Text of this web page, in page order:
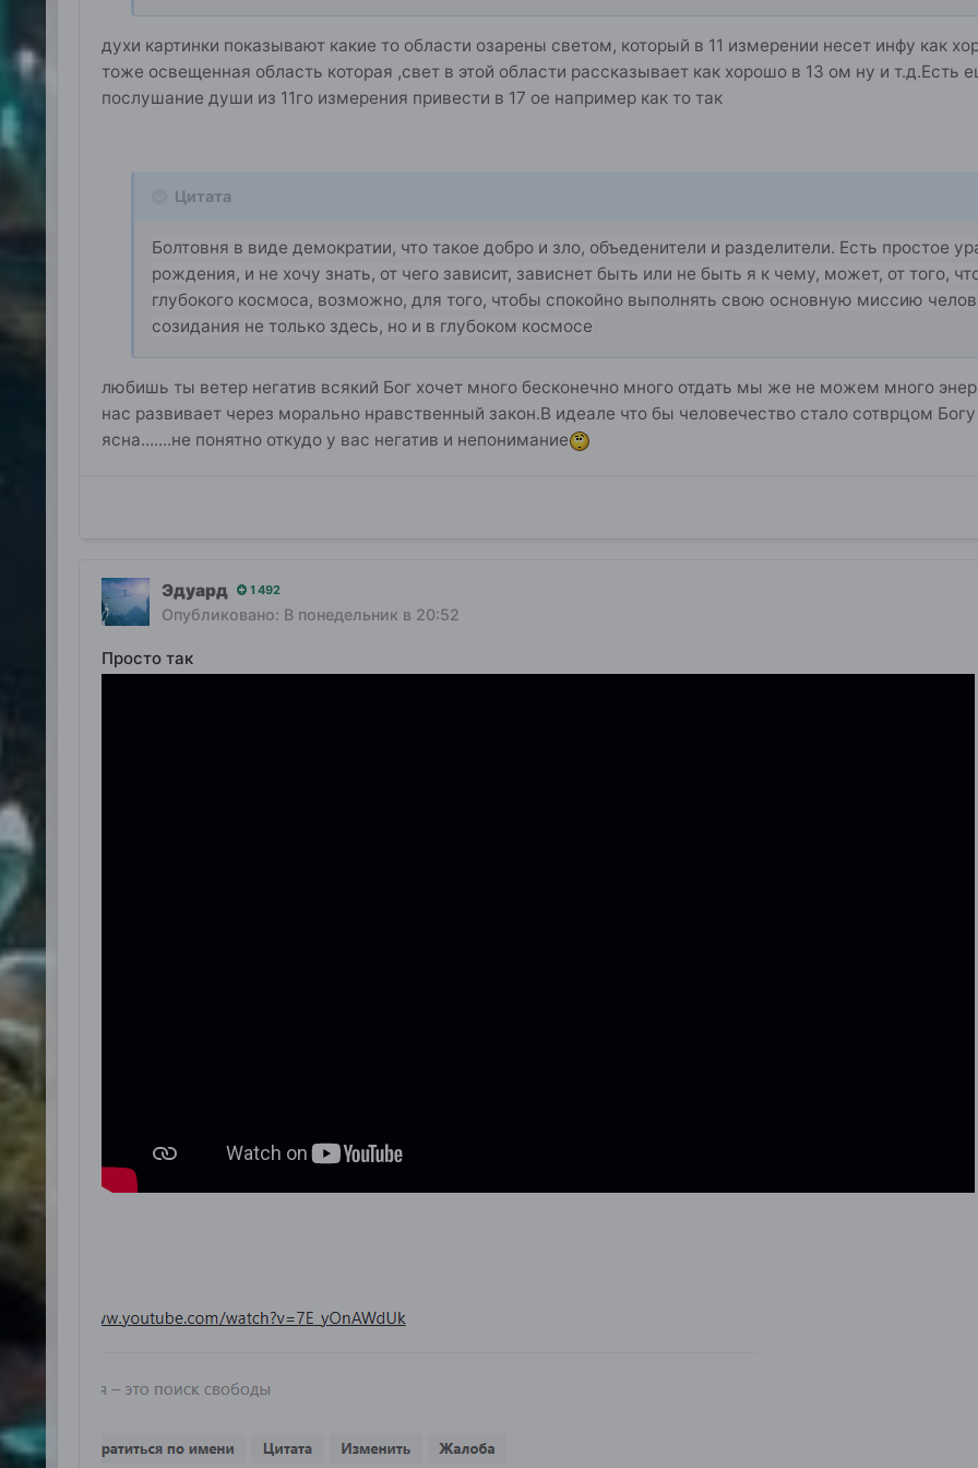
духи картинки показывают какие то области озарены светом, который в 11 измерении несет инфу как
тоже освещенная область которая ,свет в этой области рассказывает как хорошо в 13 ом ну и т.д.Есть
послушание души из 11го измерения привести в 17 ое например как то так
Цитата
Болтовня в виде демократии, что такое добро и зло, объеденители и разделители. Есть простое
рождения, и не хочу знать, от чего зависит, зависнет быть или не быть я к чему, может, от того,
глубокого космоса, возможно, для того, чтобы спокойно выполнять свою основную миссию
созидания не только здесь, но и в глубоком космосе
любишь ты ветер негатив всякий Бог хочет много бесконечно много отдать мы же не можем много
нас развивает через морально нравственный закон.В идеале что бы человечество стало сотврцом
ясна.......не понятно откудо у вас негатив и непонимание
Эдуард 1 492
Опубликовано: В понедельник в 20:52
Просто так